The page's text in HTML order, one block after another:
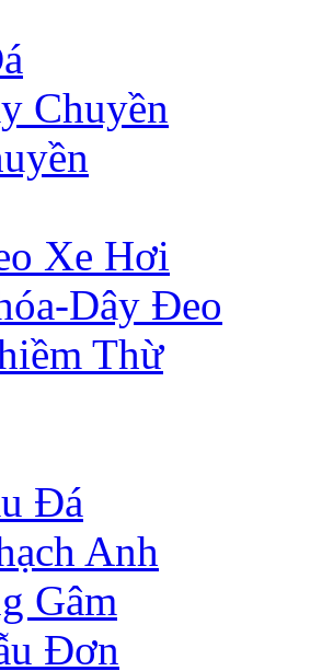
Chuyền
Xe Hơi
Dây Đeo
Thừ
Đá
Anh
Gâm
Đơn